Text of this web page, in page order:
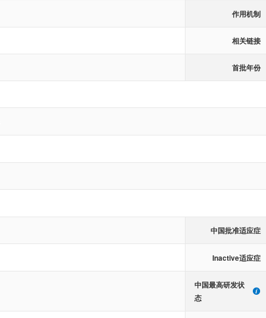
作用机制
相关链接
首批年份
中国批准适应症
Inactive适应症
中国最高研发状
态